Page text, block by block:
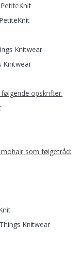
Knitwear
Knitwear
opskrifter:
som følgetråd:
Knitwear